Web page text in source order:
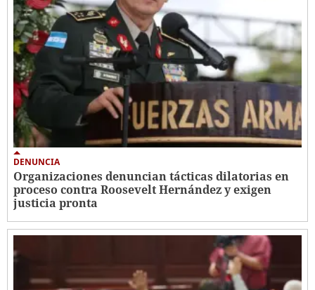
DENUNCIA
Organizaciones denuncian tácticas dilatorias en
proceso contra Roosevelt Hernández y exigen
justicia pronta